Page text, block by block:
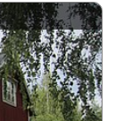
und/oder
hier wohnen
Boote! Keine
im Boot! Kein
Verpflegung